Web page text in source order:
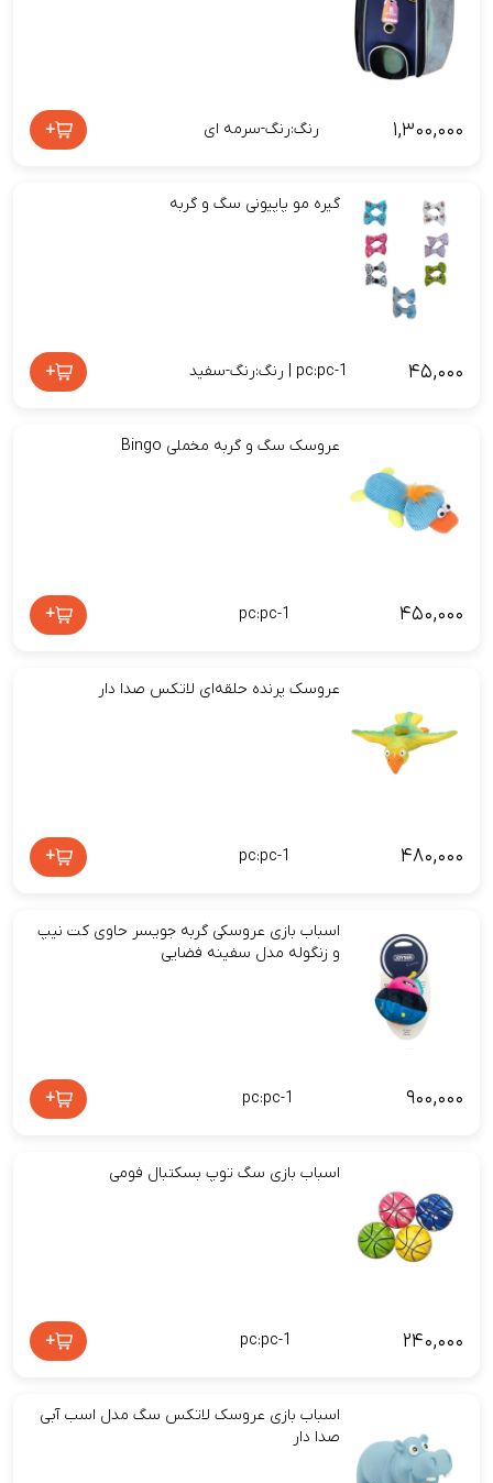
۱,۳۰۰,۰۰۰ رنگ:رنگ-سرمه ای +
گیره مو پاپیونی سگ و گربه
۴۵,۰۰۰ pc:pc-1 | رنگ:رنگ-سفید +
عروسک سگ و گربه مخملی Bingo
۴۵۰,۰۰۰ pc:pc-1
+
عروسک پرنده حلقه‌ای لاتکس صدا دار
۴۸۰,۰۰۰ pc:pc-1
+
اسباب بازی عروسکی گربه جویسر حاوی کت نیپ
و زنگوله مدل سفینه فضایی
۹۰۰,۰۰۰ pc:pc-1
+
اسباب بازی سگ توپ بسکتبال فومی
۲۴۰,۰۰۰ pc:pc-1
+
اسباب بازی عروسک لاتکس سگ مدل اسب آبی
صدا دار